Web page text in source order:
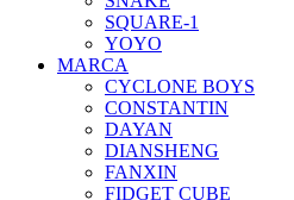
SQUARE-1
YOYO
MARCA
CYCLONE BOYS
CONSTANTIN
DAYAN
DIANSHENG
FANXIN
FIDGET CUBE